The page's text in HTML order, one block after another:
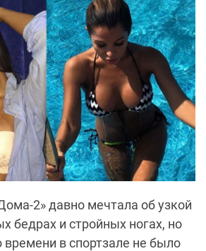
2» давно мечтала об узкой
бедрах и стройных ногах, но
времени в спортзале не было